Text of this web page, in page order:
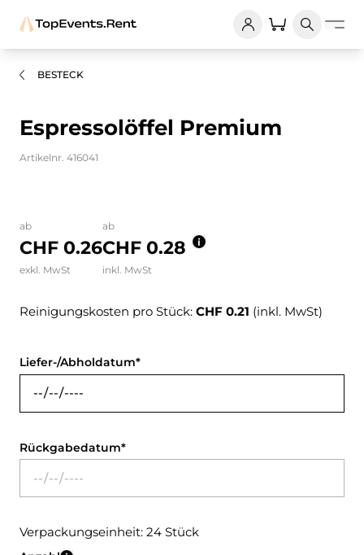
BESTECK
Espressolöffel Premium
Artikelnr. 416041
ab
CHF 0.26
exkl. MwSt
ab
CHF 0.28
inkl. MwSt
Reinigungskosten pro Stück: CHF 0.21 (inkl. MwSt)
Liefer-/Abholdatum
Rückgabedatum
Verpackungseinheit: 24 Stück